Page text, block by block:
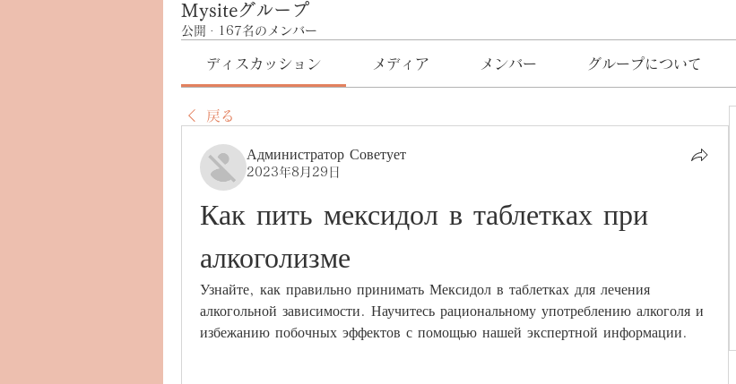
Mysiteグループ
公開 · 167名のメンバー
ディスカッション メディア メンバー グループについて
戻る
Администратор Советует
2023年8月29日
Как пить мексидол в таблетках при
алкоголизме
Узнайте, как правильно принимать Мексидол в таблетках для лечения
алкогольной зависимости. Научитесь рациональному употреблению алкоголя и
избежанию побочных эффектов с помощью нашей экспертной информации.